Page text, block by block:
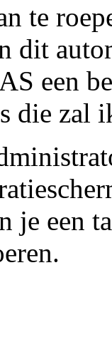
te
dit
een
die zal
je een